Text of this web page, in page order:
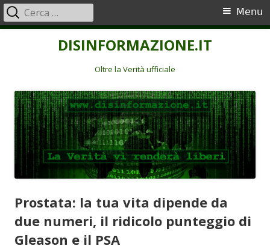
DISINFORMAZIONE.IT
Oltre la Verità ufficiale
Menu
principale
Menu
Ricerca
per:
Prostata: la tua vita dipende da
due numeri, il ridicolo punteggio di
Gleason e il PSA